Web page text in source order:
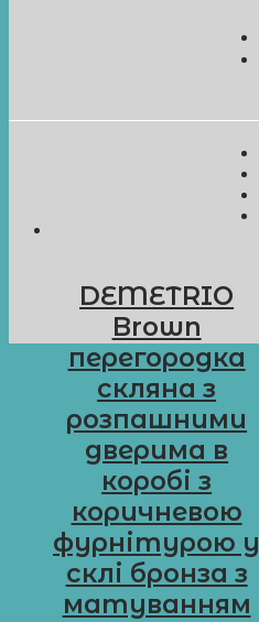
DEMETRIO
Brown
перегородка
скляна з
розпашними
дверима в
коробі з
коричневою
фурнітурою у
склі бронза з
матуванням